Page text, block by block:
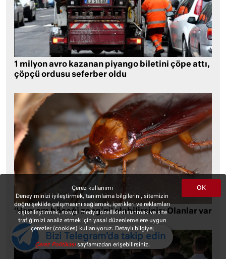
1 milyon avro kazanan piyango biletini çöpe attı,
çöpçü ordusu seferber oldu
‘Hamam böceği zengini’ olabilirsiniz: Olanlar var
OK
Çerez kullanımı
Deneyiminizi iyileştirmek, tanımlama bilgilerini, sitemizin
doğru şekilde çalışmasını sağlamak, içerikleri ve reklamları
kişiselleştirmek, sosyal medya özellikleri sunmak ve site
trafiğimizi analiz etmek için yasal düzenlemelere uygun
çerezler (cookies) kullanıyoruz. Detaylı bilgiye;
Çerez Politikasısayfamızdan erişebilirsiniz.
Bizi Telegram'da takip edin